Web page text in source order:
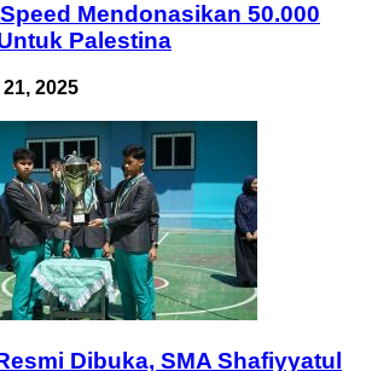
Mendonasikan 50.000
Palestina
2025
Dibuka, SMA Shafiyyatul